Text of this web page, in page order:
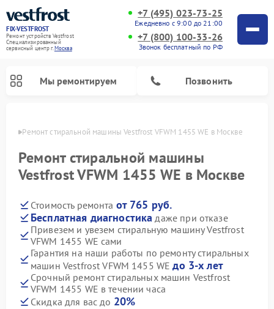
FIX-VESTFROST
Ремонт устройств Vestfrost
Специализированный
cервисный центр г.Москва
+7 (495) 023-73-25
Ежедневно с 9:00 до 21:00
+7 (800) 100-33-26
Звонок бесплатный по РФ
Мы ремонтируем Позвонить
Ремонт стиральной машины Vestfrost VFWM 1455 WE в Москве
Ремонт стиральной машины
Vestfrost VFWM 1455 WE в Москве
Стоимость ремонта от 765 руб.
Бесплатная диагностика даже при отказе
Привезем и увезем стиральную машину Vestfrost
VFWM 1455 WE сами
Гарантия на наши работы по ремонту стиральных
машин Vestfrost VFWM 1455 WEдо 3-х лет
Срочный ремонт стиральных машин Vestfrost
VFWM 1455 WE в течении часа
Скидка для вас до 20%